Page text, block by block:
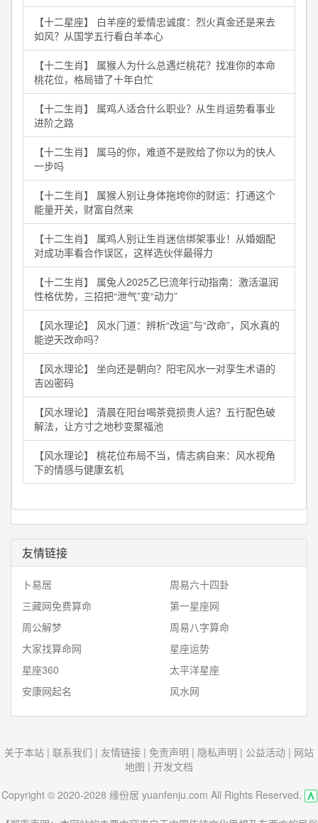
【十二星座】 白羊座的爱情忠诚度：烈火真金还是来去
如风？从国学五行看白羊本心
【十二生肖】 属猴人为什么总遇烂桃花？找准你的本命
桃花位，格局错了十年白忙
【十二生肖】 属鸡人适合什么职业？从生肖运势看事业
进阶之路
【十二生肖】 属马的你，难道不是败给了你以为的快人
一步吗
【十二生肖】 属猴人别让身体拖垮你的财运：打通这个
能量开关，财富自然来
【十二生肖】 属鸡人别让生肖迷信绑架事业！从婚姻配
对成功率看合作误区，这样选伙伴最得力
【十二生肖】 属兔人2025乙巳流年行动指南：激活温润
性格优势，三招把“泄气”变“动力”
【风水理论】 风水门道：辨析“改运”与“改命”，风水真的
能逆天改命吗？
【风水理论】 坐向还是朝向？阳宅风水一对孪生术语的
吉凶密码
【风水理论】 清晨在阳台喝茶竟损贵人运？五行配色破
解法，让方寸之地秒变聚福池
【风水理论】 桃花位布局不当，情志病自来：风水视角
下的情感与健康玄机
友情链接
卜易居
周易六十四卦
三藏网免费算命
第一星座网
周公解梦
周易八字算命
大家找算命网
星座运势
星座360
太平洋星座
安康网起名
风水网
关于本站 | 联系我们 | 友情链接 | 免责声明 | 隐私声明 | 公益活动 | 网站
地图 | 开发文档
Copyright © 2020-2028 缘份居 yuanfenju.com All Rights Reserved.